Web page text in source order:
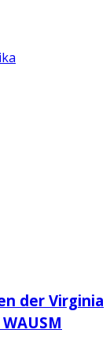
der Virginia